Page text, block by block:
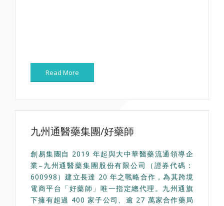
Read More
九州通醫藥集團/好藥師
創易集團自 2019 年起與大中華醫藥流通領導企
業–九州通醫藥集團股份有限公司（證券代碼：
600998）建立長達 20 年之戰略合作，為其跨境
電商平台「好藥師」唯一指定總代理。九州通旗
下擁有超過 400 家子公司、逾 27 萬家合作藥局